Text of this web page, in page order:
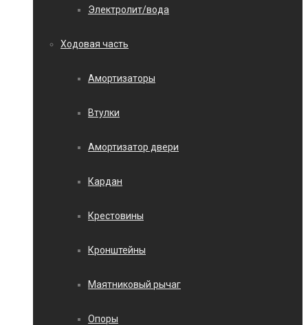
Электролит/вода
Ходовая часть
Амортизаторы
Втулки
Амортизатор двери
Кардан
Крестовины
Кронштейны
Маятниковый рычаг
Опоры